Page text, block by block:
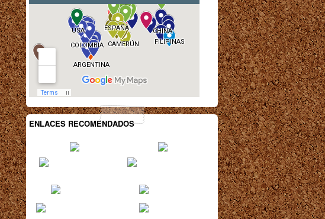
ENLACES RECOMENDADOS